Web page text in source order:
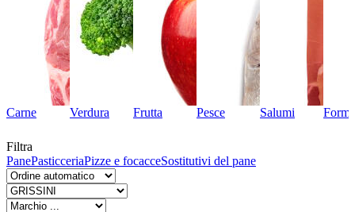
Carne Verdura Frutta Pesce Salumi
Filtra
PanePasticceriaPizze e focacceSostitutivi del pane